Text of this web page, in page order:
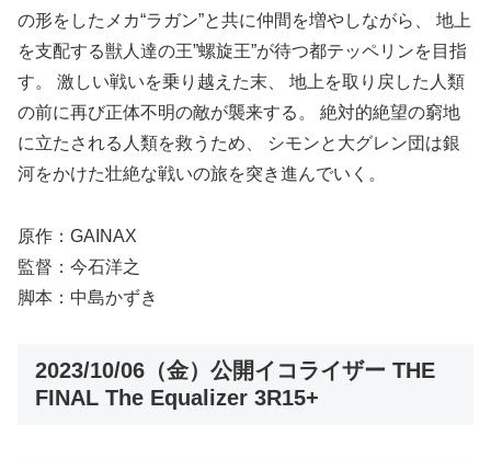
の形をしたメカ“ラガン”と共に仲間を増やしながら、 地上
を支配する獣人達の王”螺旋王”が待つ都テッペリンを目指
す。 激しい戦いを乗り越えた末、 地上を取り戻した人類
の前に再び正体不明の敵が襲来する。 絶対的絶望の窮地
に立たされる人類を救うため、 シモンと大グレン団は銀
河をかけた壮絶な戦いの旅を突き進んでいく。
原作：GAINAX
監督：今石洋之
脚本：中島かずき
2023/10/06（金）公開イコライザー THE
FINAL The Equalizer 3R15+